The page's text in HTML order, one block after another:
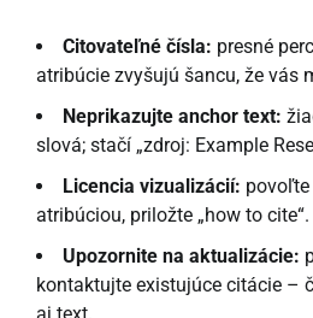
Citovateľné čísla: presné
atribúcie zvyšujú šancu, že vás
Neprikazujte anchor text:
slová; stačí „zdroj: Example
Licencia vizualizácií:
atribúciou, priložte „how to cite“.
Upozornite na aktualizácie:
kontaktujte existujúce citácie –